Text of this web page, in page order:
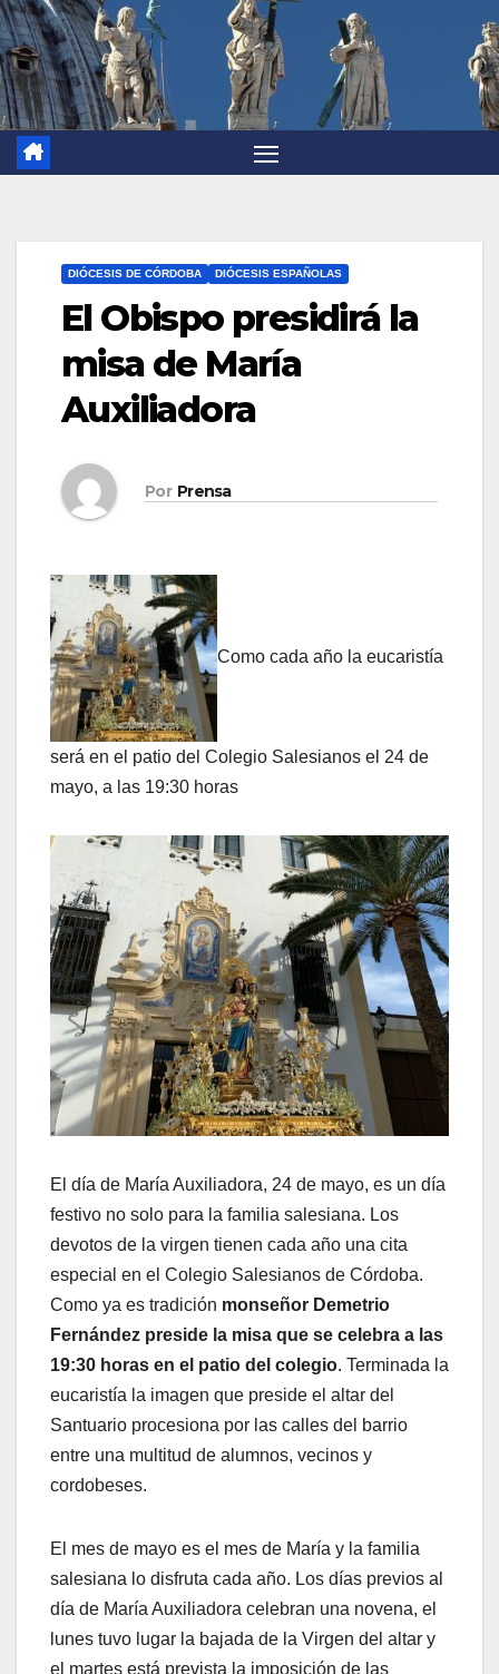
DIÓCESIS DE CÓRDOBA DIÓCESIS ESPAÑOLAS
El Obispo presidirá la
misa de María
Auxiliadora
Por Prensa
Como cada año la eucaristía
será en el patio del Colegio Salesianos el 24 de
mayo, a las 19:30 horas
El día de María Auxiliadora, 24 de mayo, es un día
festivo no solo para la familia salesiana. Los
devotos de la virgen tienen cada año una cita
especial en el Colegio Salesianos de Córdoba.
Como ya es tradición monseñor Demetrio
Fernández preside la misa que se celebra a las
19:30 horas en el patio del colegio. Terminada la
eucaristía la imagen que preside el altar del
Santuario procesiona por las calles del barrio
entre una multitud de alumnos, vecinos y
cordobeses.
El mes de mayo es el mes de María y la familia
salesiana lo disfruta cada año. Los días previos al
día de María Auxiliadora celebran una novena, el
lunes tuvo lugar la bajada de la Virgen del altar y
el martes está prevista la imposición de las